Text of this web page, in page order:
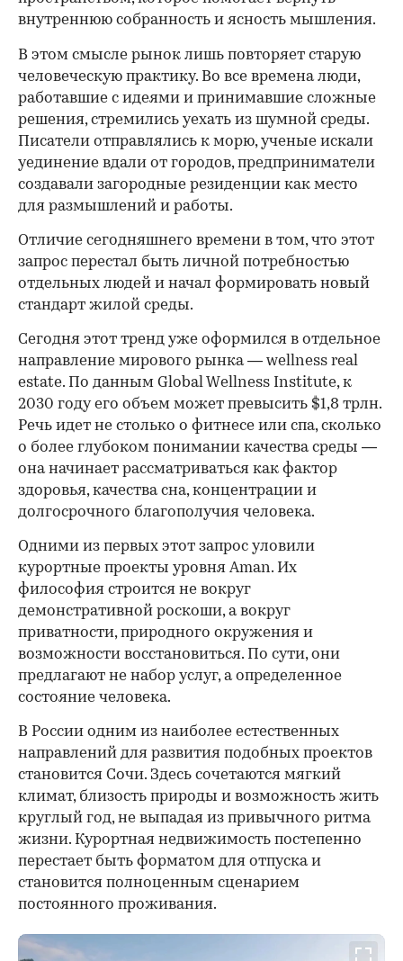
внутреннюю собранность и ясность мышления.
В этом смысле рынок лишь повторяет старую
человеческую практику. Во все времена люди,
работавшие с идеями и принимавшие сложные
решения, стремились уехать из шумной среды.
Писатели отправлялись к морю, ученые искали
уединение вдали от городов, предприниматели
создавали загородные резиденции как место
для размышлений и работы.
Отличие сегодняшнего времени в том, что этот
запрос перестал быть личной потребностью
отдельных людей и начал формировать новый
стандарт жилой среды.
Сегодня этот тренд уже оформился в отдельное
направление мирового рынка — wellness real
estate. По данным Global Wellness Institute, к
2030 году его объем может превысить $1,8 трлн.
Речь идет не столько о фитнесе или спа, сколько
о более глубоком понимании качества среды —
она начинает рассматриваться как фактор
здоровья, качества сна, концентрации и
долгосрочного благополучия человека.
Одними из первых этот запрос уловили
курортные проекты уровня Aman. Их
философия строится не вокруг
демонстративной роскоши, а вокруг
приватности, природного окружения и
возможности восстановиться. По сути, они
предлагают не набор услуг, а определенное
состояние человека.
В России одним из наиболее естественных
направлений для развития подобных проектов
становится Сочи. Здесь сочетаются мягкий
климат, близость природы и возможность жить
круглый год, не выпадая из привычного ритма
жизни. Курортная недвижимость постепенно
перестает быть форматом для отпуска и
становится полноценным сценарием
постоянного проживания.